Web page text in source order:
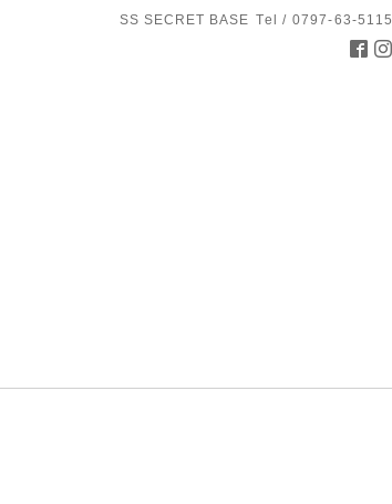
SS SECRET BASE Tel / 0797-63-5115